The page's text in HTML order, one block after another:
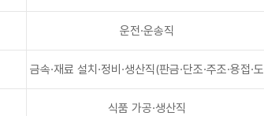
운전·운송직
금속·재료 설치·정비·생산직(판금·단조·주조·용접·도
장 등)
식품 가공·생산직